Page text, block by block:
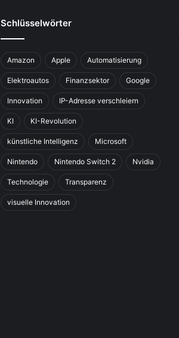
Schlüsselwörter
Amazon Apple Automatisierung
Elektroautos Finanzsektor Google
Innovation IP-Adresse verschleiern
KI KI-Revolution
künstliche Intelligenz Microsoft
Nintendo Nintendo Switch 2 Nvidia
Technologie Transparenz
visuelle Innovation